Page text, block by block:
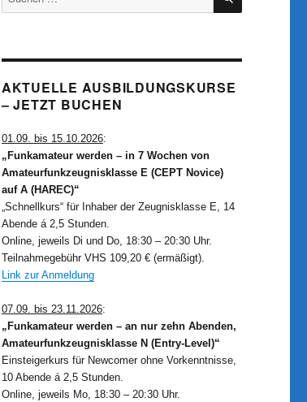
nach:
AKTUELLE AUSBILDUNGSKURSE
– JETZT BUCHEN
01.09. bis 15.10.2026:
„Funkamateur werden – in 7 Wochen von
Amateurfunkzeugnisklasse E (CEPT Novice)
auf A (HAREC)“
„Schnellkurs“ für Inhaber der Zeugnisklasse E, 14
Abende á 2,5 Stunden.
Online, jeweils Di und Do, 18:30 – 20:30 Uhr.
Teilnahmegebühr VHS 109,20 € (ermäßigt).
Link zur Anmeldung
07.09. bis 23.11.2026:
„Funkamateur werden – an nur zehn Abenden,
Amateurfunkzeugnisklasse N (Entry-Level)“
Einsteigerkurs für Newcomer ohne Vorkenntnisse,
10 Abende á 2,5 Stunden.
Online, jeweils Mo, 18:30 – 20:30 Uhr.